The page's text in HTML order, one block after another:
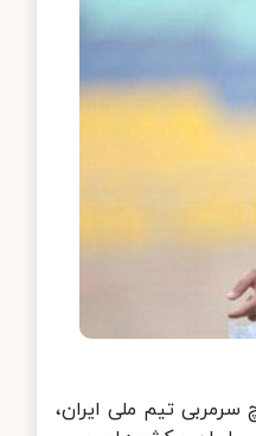
تیم ملی ایران،